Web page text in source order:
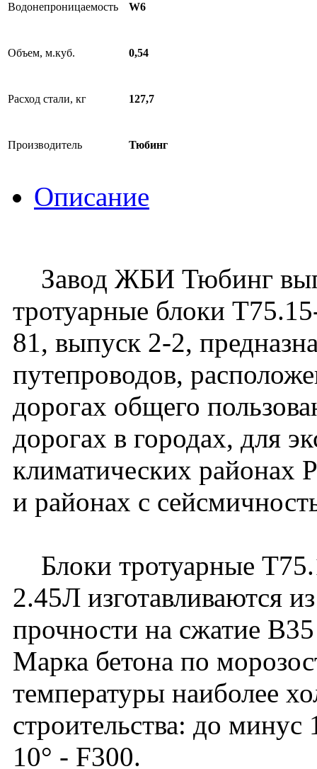
Водонепроницаемость W6
Объем, м.куб. 0,54
Расход стали, кг 127,7
Производитель Тюбинг
Описание
Завод ЖБИ Тюбинг
тротуарные блоки
81, выпуск 2-2,
путепроводов,
дорогах общего
дорогах в городах, для
климатических районах
и районах с
Блоки тротуарные
2.45Л изготавливаются
прочности на сжатие
Марка бетона по
температуры наиболее
строительства: до
10° - F300.